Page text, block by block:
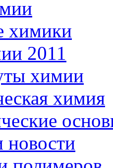
химики
2011
химии
химия